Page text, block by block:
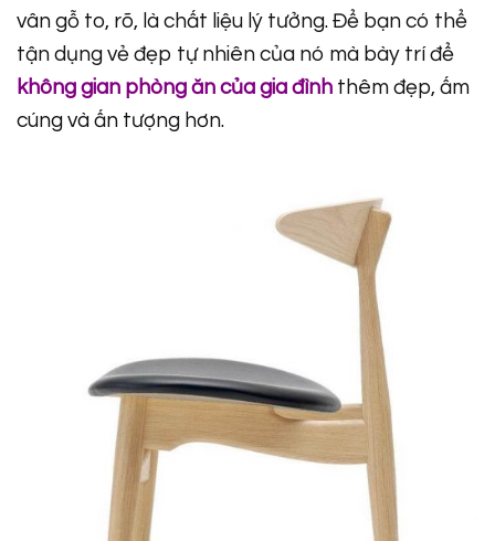
vân gỗ to, rõ, là chất liệu lý tưởng. Để bạn có thể
tận dụng vẻ đẹp tự nhiên của nó mà bày trí để
không gian phòng ăn của gia đình thêm đẹp, ấm
cúng và ấn tượng hơn.